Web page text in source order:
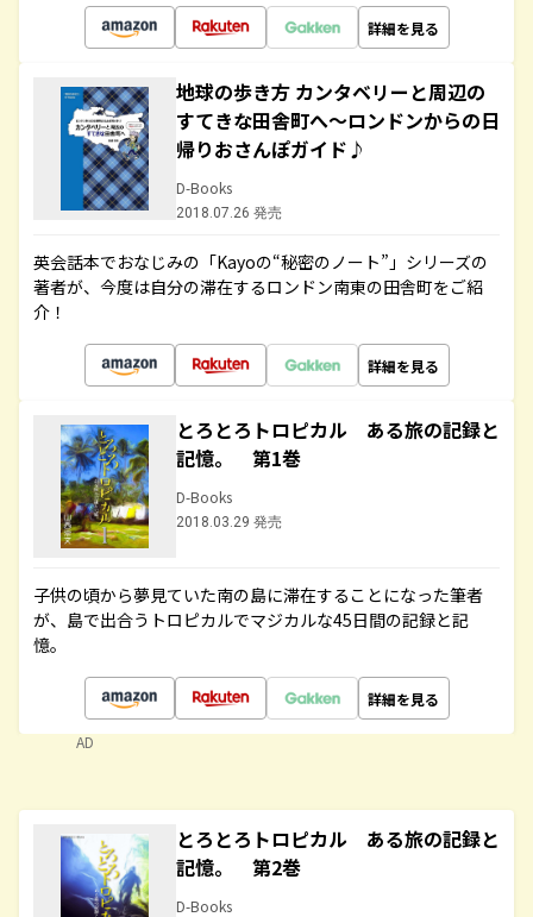
詳細を見る
地球の歩き方 カンタベリーと周辺の
すてきな田舎町へ～ロンドンからの日
帰りおさんぽガイド♪
D-Books
2018.07.26 発売
英会話本でおなじみの「Kayoの“秘密のノート”」シリーズの
著者が、今度は自分の滞在するロンドン南東の田舎町をご紹
介！
詳細を見る
とろとろトロピカル ある旅の記録と
記憶。 第1巻
D-Books
2018.03.29 発売
子供の頃から夢見ていた南の島に滞在することになった筆者
が、島で出合うトロピカルでマジカルな45日間の記録と記
憶。
詳細を見る
AD
とろとろトロピカル ある旅の記録と
記憶。 第2巻
D-Books